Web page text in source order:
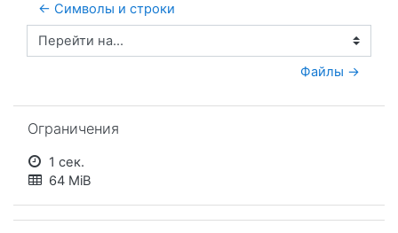
← Символы и строки
Перейти на...
Файлы →
Ограничения
1 сек.
64 MiB